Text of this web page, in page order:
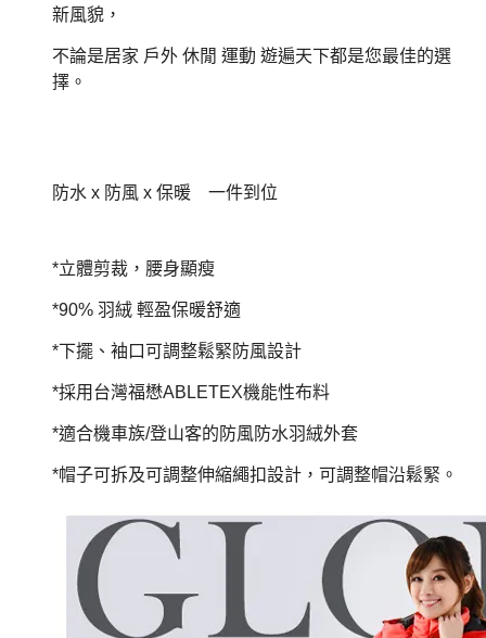
新風貌，
不論是居家 戶外 休閒 運動 遊遍天下都是您最佳的選
擇。
防水 x 防風 x 保暖 一件到位
*立體剪裁，腰身顯瘦
*90% 羽絨 輕盈保暖舒適
*下擺、袖口可調整鬆緊防風設計
*採用台灣福懋ABLETEX機能性布料
*適合機車族/登山客的防風防水羽絨外套
*帽子可拆及可調整伸縮繩扣設計，可調整帽沿鬆緊。